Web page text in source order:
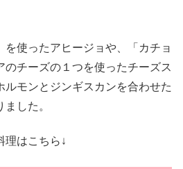
を使ったアヒージョや、「カチョ
のチーズの１つを使ったチーズス
ルモンとジンギスカンを合わせた
ました。
理はこちら↓